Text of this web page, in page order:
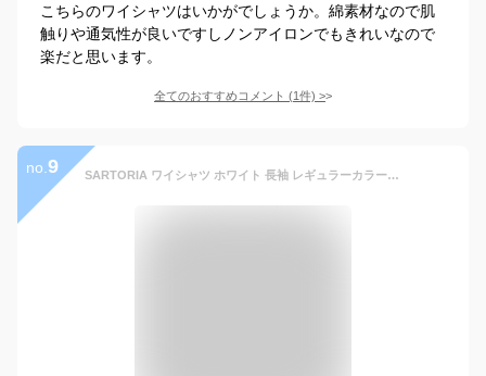
こちらのワイシャツはいかがでしょうか。綿素材なので肌
触りや通気性が良いですしノンアイロンでもきれいなので
楽だと思います。
全てのおすすめコメント (1件) >
no. 9 SARTORIA ワイシャツ ホワイト 長袖 レギュラーカラー 無地 ブロード生地 ノーアイロン 形態安定 メンズ ストレッチ オーソドックス